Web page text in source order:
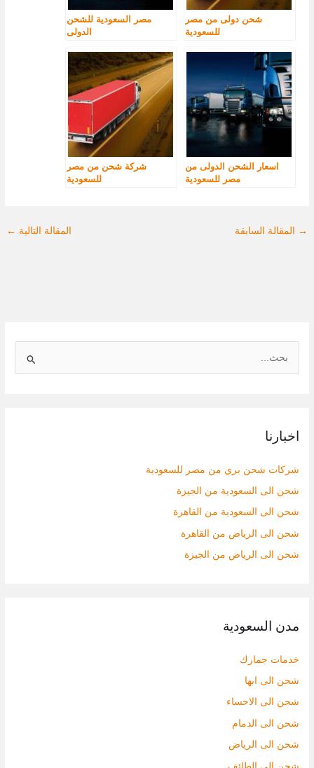
شحن دولى من مصر
للسعودية
مصر السعودية للشحن
الدولى
اسعار الشحن الدولى من
مصر للسعودية
شركة شحن من مصر
للسعودية
→ المقالة السابقة المقالة التالية ←
ث
ن
:
اخبارنا
شركات شحن بري من مصر للسعودية
شحن الى السعودية من الجيزة
شحن الى السعودية من القاهرة
شحن الى الرياض من القاهرة
شحن الى الرياض من الجيزة
مدن السعودية
خدمات جمارك
شحن الى ابها
شحن الى الاحساء
شحن الى الدمام
شحن الى الرياض